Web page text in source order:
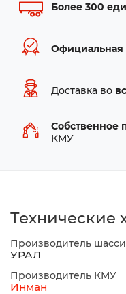
Более 300
Официальная
Доставка во
Собственное
КМУ
Технические
Производитель шасси
УРАЛ
Производитель КМУ
Инман